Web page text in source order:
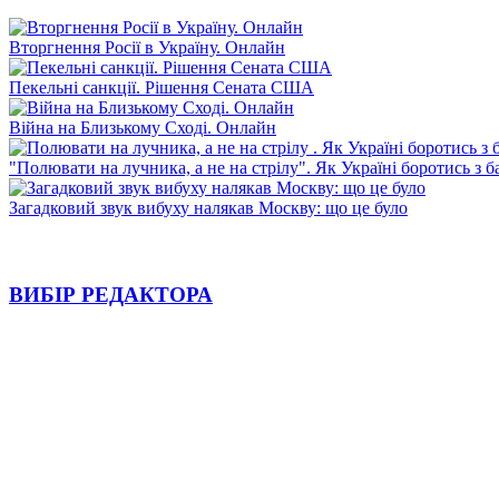
Вторгнення Росії в Україну. Онлайн
Пекельні санкції. Рішення Сената США
Війна на Близькому Сході. Онлайн
"Полювати на лучника, а не на стрілу". Як Україні боротись з
Загадковий звук вибуху налякав Москву: що це було
ВИБІР РЕДАКТОРА